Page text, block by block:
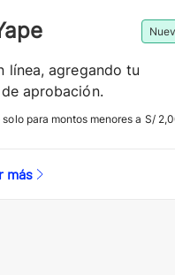
línea, agregando tu
aprobación.
para montos menores a S/
más